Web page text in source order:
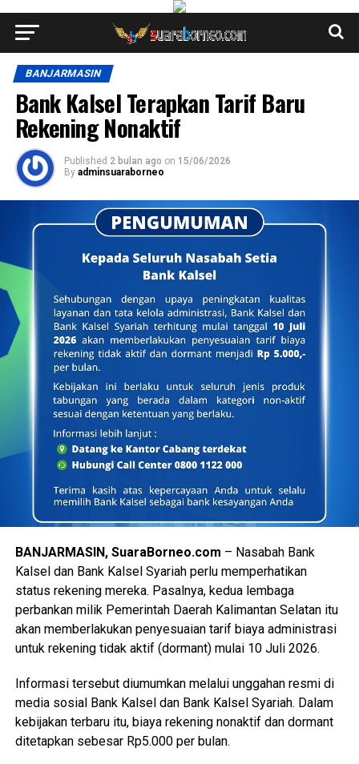
BANJARMASIN
Bank Kalsel Terapkan Tarif Baru
Rekening Nonaktif
Published 2 bulan ago on 15/06/2026
By adminsuaraborneo
BANJARMASIN, SuaraBorneo.com – Nasabah Bank
Kalsel dan Bank Kalsel Syariah perlu memperhatikan
status rekening mereka. Pasalnya, kedua lembaga
perbankan milik Pemerintah Daerah Kalimantan Selatan itu
akan memberlakukan penyesuaian tarif biaya administrasi
untuk rekening tidak aktif (dormant) mulai 10 Juli 2026.
Informasi tersebut diumumkan melalui unggahan resmi di
media sosial Bank Kalsel dan Bank Kalsel Syariah. Dalam
kebijakan terbaru itu, biaya rekening nonaktif dan dormant
ditetapkan sebesar Rp5.000 per bulan.